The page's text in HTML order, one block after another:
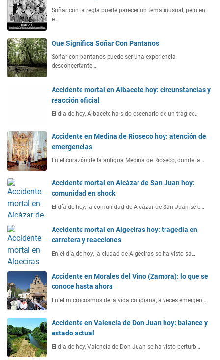
Soñar con la regla puede parecer un tema inusual, pero en
e…
Que Significa Soñar Con Pantanos
Soñar con pantanos puede ser una experiencia
desconcertante…
Accidente mortal en Albacete hoy: circunstancias y
reacción oficial
El día de hoy, Albacete ha sido escenario de un trágico…
Accidente en Medina de Rioseco hoy: atención de
emergencias
En el corazón de la antigua Medina de Rioseco, donde la…
Accidente mortal en Alcázar de San Juan hoy:
comunidad en shock
El día de hoy, la comunidad de Alcázar de San Juan se e…
Accidente mortal en Algeciras hoy: tragedia en
carretera y reacciones
En el día de hoy, la ciudad de Algeciras se ha visto sa…
Accidente en Morales del Vino (Zamora): lo que se
conoce hasta ahora
En el microcosmos de la vida cotidiana, a veces emergen…
Accidente en Valencia de Don Juan hoy: balance y
estado actual
El día de hoy, Valencia de Don Juan se ha visto perturb…